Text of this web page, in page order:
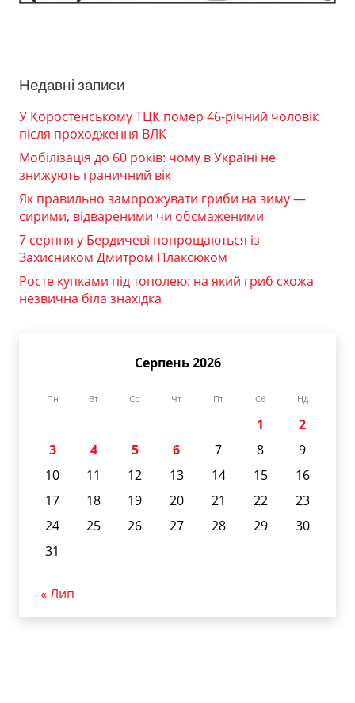
Недавні записи
У Коростенському ТЦК помер 46-річний чоловік
після проходження ВЛК
Мобілізація до 60 років: чому в Україні не
знижують граничний вік
Як правильно заморожувати гриби на зиму —
сирими, відвареними чи обсмаженими
7 серпня у Бердичеві попрощаються із
Захисником Дмитром Плаксюком
Росте купками під тополею: на який гриб схожа
незвична біла знахідка
Серпень 2026
Пн Вт Ср Чт Пт Сб Нд
1
2
3
4 5 6 7 8
9
10
11 12 13 14 15
16
17
18 19 20 21 22
23
24
25 26 27 28 29
30
31
« Лип